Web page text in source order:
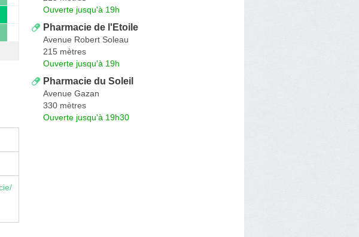
Ouverte jusqu'à 19h
Pharmacie de l'Etoile
Avenue Robert Soleau
215 mètres
Ouverte jusqu'à 19h
Pharmacie du Soleil
Avenue Gazan
330 mètres
Ouverte jusqu'à 19h30